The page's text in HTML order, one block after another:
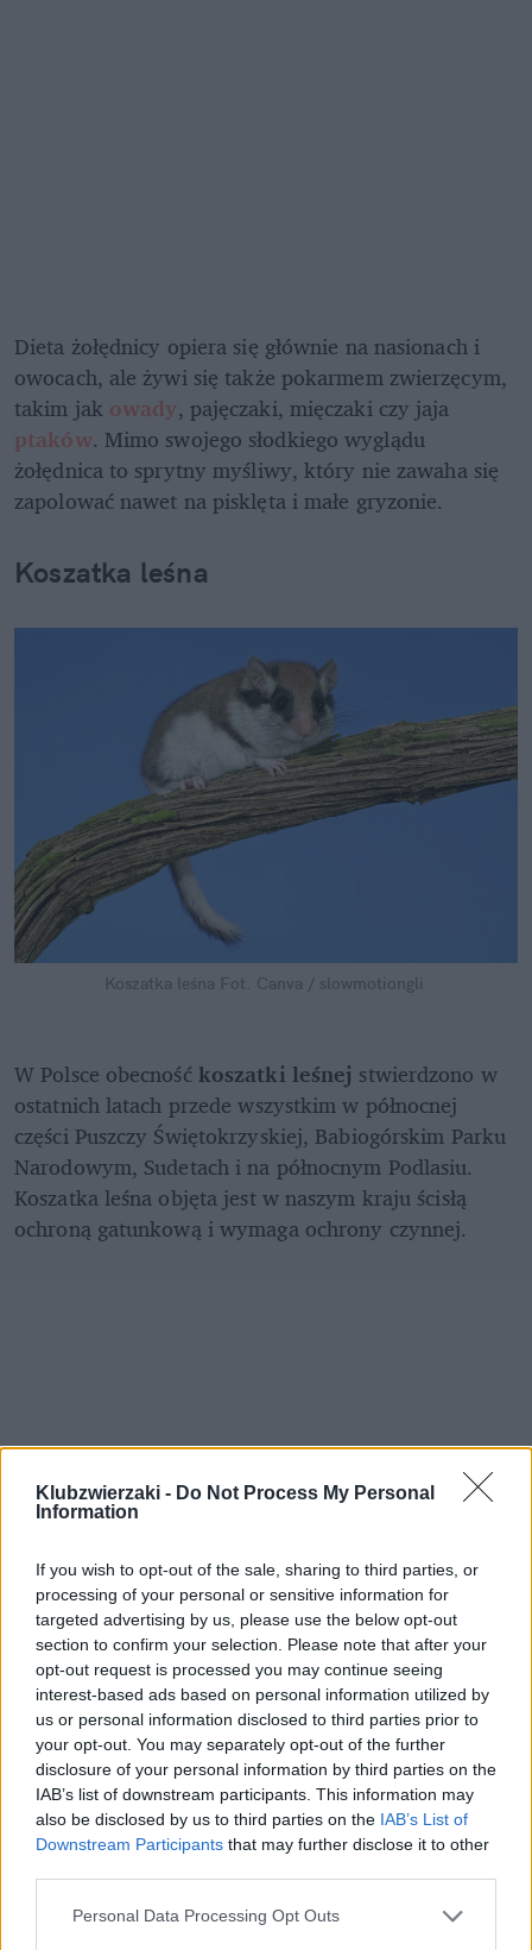
Klubzwierzaki - Do Not Process My Personal
Information
If you wish to opt-out of the sale, sharing to third parties, or
processing of your personal or sensitive information for
targeted advertising by us, please use the below opt-out
section to confirm your selection. Please note that after your
opt-out request is processed you may continue seeing
interest-based ads based on personal information utilized by
us or personal information disclosed to third parties prior to
your opt-out. You may separately opt-out of the further
disclosure of your personal information by third parties on the
IAB’s list of downstream participants. This information may
also be disclosed by us to third parties on the IAB’s List of
Downstream Participants that may further disclose it to other
Personal Data Processing Opt Outs
Dieta żołędnicy opiera się głównie na nasionach i
owocach, ale żywi się także pokarmem zwierzęcym,
takim jak owady
ptaków. Mimo swojego słodkiego wyglądu
żołędnica to sprytny myśliwy, który nie zawaha się
zapolować nawet na pisklęta i małe gryzonie.
Koszatka leśna
Koszatka leśna Fot. Canva / slowmotiongli
W Polsce obecność koszatki leśnej stwierdzono w
ostatnich latach przede wszystkim w północnej
części Puszczy Świętokrzyskiej, Babiogórskim Parku
Narodowym, Sudetach i na północnym Podlasiu.
Koszatka leśna objęta jest w naszym kraju ścisłą
ochroną gatunkową i wymaga ochrony czynnej.
kierunek:PODRÓŻE